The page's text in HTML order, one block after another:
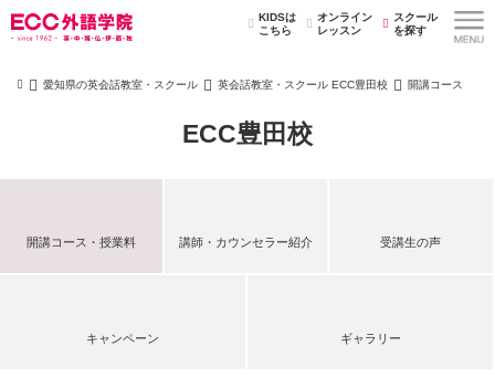
KIDSは
こちら
オンライン
レッスン
スクール
を探す
愛知県の英会話教室・スクール 英会話教室・スクール ECC豊田校 開講コース
ECC豊田校
開講コース・授業料 講師・カウンセラー紹介 受講生の声
キャンペーン ギャラリー